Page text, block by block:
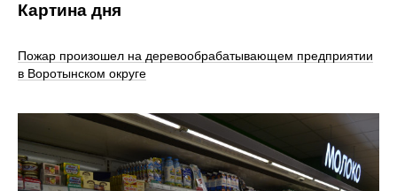
Картина дня
Пожар произошел на деревообрабатывающем предприятии
в Воротынском округе